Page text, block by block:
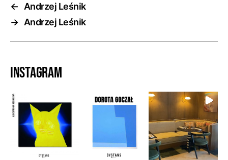
←
Andrzej Leśnik
→ Andrzej Leśnik
Instagram